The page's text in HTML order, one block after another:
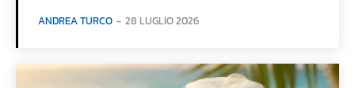
ANDREA TURCO - 28 LUGLIO 2026